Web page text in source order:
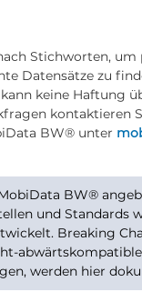
Stichworten, um
Datensätze zu
keine Haftung
kontaktieren
BW® unter
BW®
und Standards
Breaking
werden hier